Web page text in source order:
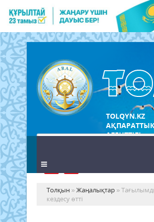
TOLQYN.KZ
АГЕНТТІГІ
Толқын »Жаңалықтар »
кездесу өтті